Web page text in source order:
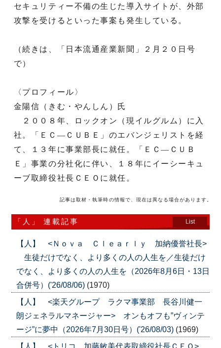
セキュリティー不備の生じた導入サイトが、外部
攻撃を受けるといった事案も発生している。
（続きは、「日本流通産業新聞」２月２０日号
で）
〈プロフィール〉
金陽信（きむ・やんしん）氏
２００８年、ロックオン（現イルグルム）に入
社。「ＥＣ―ＣＵＢＥ」のエバンジェリストを経
て、１３年に事業部長に就任。「ＥＣ―ＣＵＢ
Ｅ」事業の分社化に伴い、１８年にイーシーキュ
ーブ取締役社長ＣＥＯに就任。
記事は取材・執筆時の情報で、現在は異なる場合があります。
「人」 連載記事 List
【人】 <Ｎｏｖａ Ｃｌｅａｒｌｙ 加納優誉社長>
生徒だけでなく、より多くの人の人生を／生徒だけ
でなく、より多くの人の人生を（2026年8月6日・13日
合併号）('26/08/06) (1970)
【人】 <楽天グループ ラクマ事業部 長谷川健一
朗ジェネラルマネージャー> オンもオフも”ヴィンテ
ージ”に夢中（2026年7月30日号）('26/08/03) (1969)
【人】 <トリコ 加藤敏美代表取締役社長ＣＥＯ>